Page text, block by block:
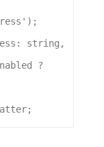
);
: string
;